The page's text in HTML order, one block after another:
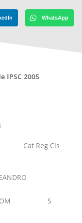
WhatsApp
IPSC 2005
Reg Cls
LEANDRO
EDISOM S